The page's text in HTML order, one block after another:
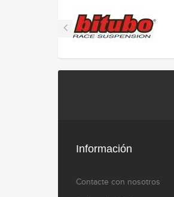
Información
Contacte con nosotros